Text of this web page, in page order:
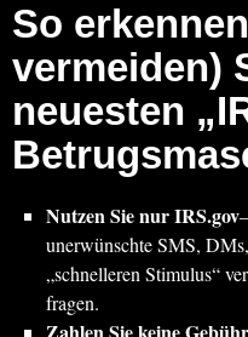
So
vermeiden)
neuesten
Nutzen Sie nur IRS.gov
unerwünschte SMS,
„schnelleren Stimulus“
fragen.